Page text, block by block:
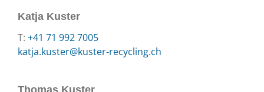
Katja Kuster
T: +41 71 992 7005
katja.kuster@kuster-recycling.ch
Thomas Kuster